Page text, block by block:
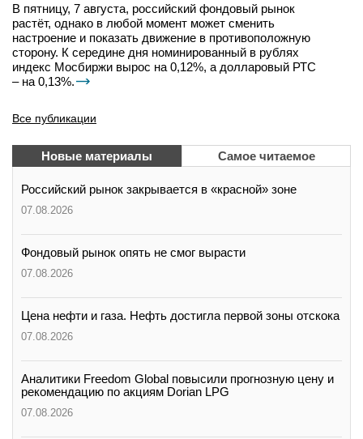
В пятницу, 7 августа, российский фондовый рынок
растёт, однако в любой момент может сменить
настроение и показать движение в противоположную
сторону. К середине дня номинированный в рублях
индекс Мосбиржи вырос на 0,12%, а долларовый РТС
– на 0,13%.
Все публикации
Новые материалы Самое читаемое
Российский рынок закрывается в «красной» зоне
07.08.2026
Фондовый рынок опять не смог вырасти
07.08.2026
Цена нефти и газа. Нефть достигла первой зоны отскока
07.08.2026
Аналитики Freedom Global повысили прогнозную цену и
рекомендацию по акциям Dorian LPG
07.08.2026